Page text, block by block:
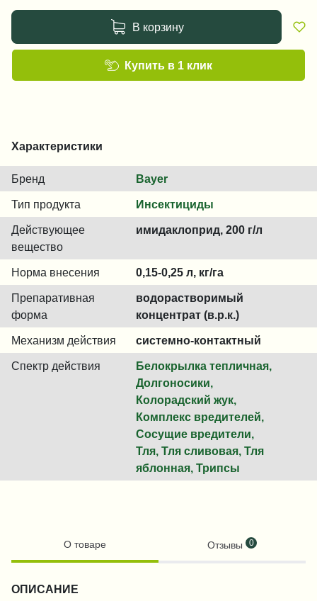
В корзину
Купить в 1 клик
Характеристики
Бренд Bayer
Тип продукта Инсектициды
Действующее
вещество
имидаклоприд, 200 г/л
Норма внесения 0,15-0,25 л, кг/га
Препаративная
форма
водорастворимый
концентрат (в.р.к.)
Механизм действия системно-контактный
Спектр действия
Белокрылка тепличная,
Долгоносики,
Колорадский жук,
Комплекс вредителей,
Сосущие вредители,
Тля, Тля сливовая, Тля
яблонная, Трипсы
О товаре Отзывы 0
ОПИСАНИЕ